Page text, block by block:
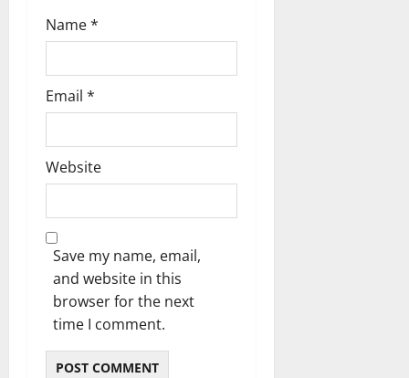
Name*
Email *
Website
Save my name, email,
and website in this
browser for the next
time I comment.